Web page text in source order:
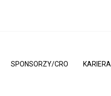
SPONSORZY/CRO KARIERA